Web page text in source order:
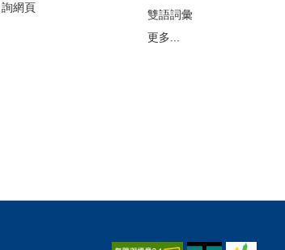
詢網頁
雙語詞彙
更多...